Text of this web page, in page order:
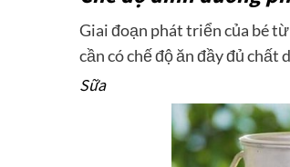
Giai đoạn phát triển của bé
cần có chế độ ăn đầy đủ
Sữa